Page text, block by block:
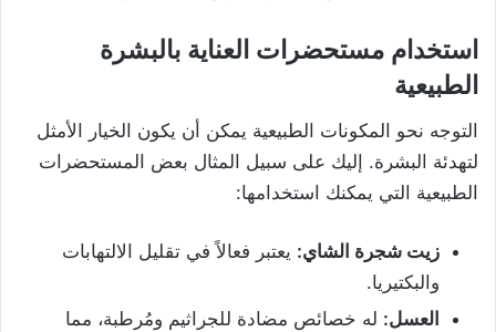
استخدام مستحضرات العناية بالبشرة
الطبيعية
التوجه نحو المكونات الطبيعية يمكن أن يكون الخيار الأمثل
لتهدئة البشرة. إليك على سبيل المثال بعض المستحضرات
الطبيعية التي يمكنك استخدامها:
زيت شجرة الشاي: يعتبر فعالاً في تقليل الالتهابات
والبكتيريا.
العسل: له خصائص مضادة للجراثيم ومُرطبة، مما